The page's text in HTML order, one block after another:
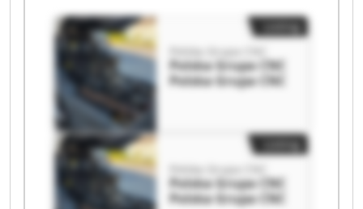
Polska Grupa CNC
Polska Grupa CNC
Polska Grupa CNC
Polska Grupa CNC
Polska Grupa CNC
Polska Grupa CNC